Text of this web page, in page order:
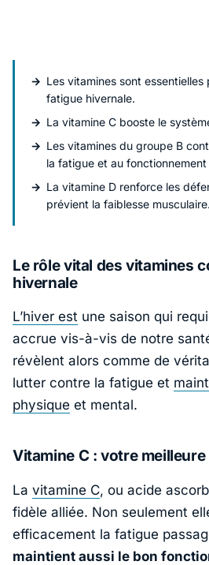
Les vitamines sont
fatigue hivernale.
La vitamine C booste le
Les vitamines du groupe B
la fatigue et au
La vitamine D renforce les
prévient la faiblesse musculaire.
Le rôle vital des vitamines
hivernale
L’hiver est une saison qui
accrue vis-à-vis de notre
révèlent alors comme de
lutter contre la fatigue et
physique et mental.
Vitamine C : votre
La vitamine C, ou acide
fidèle alliée. Non seulement
efficacement la fatigue
maintient aussi le bon